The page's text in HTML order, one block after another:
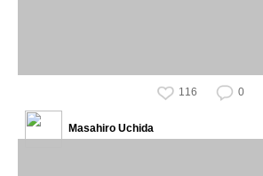
116 0
Masahiro Uchida